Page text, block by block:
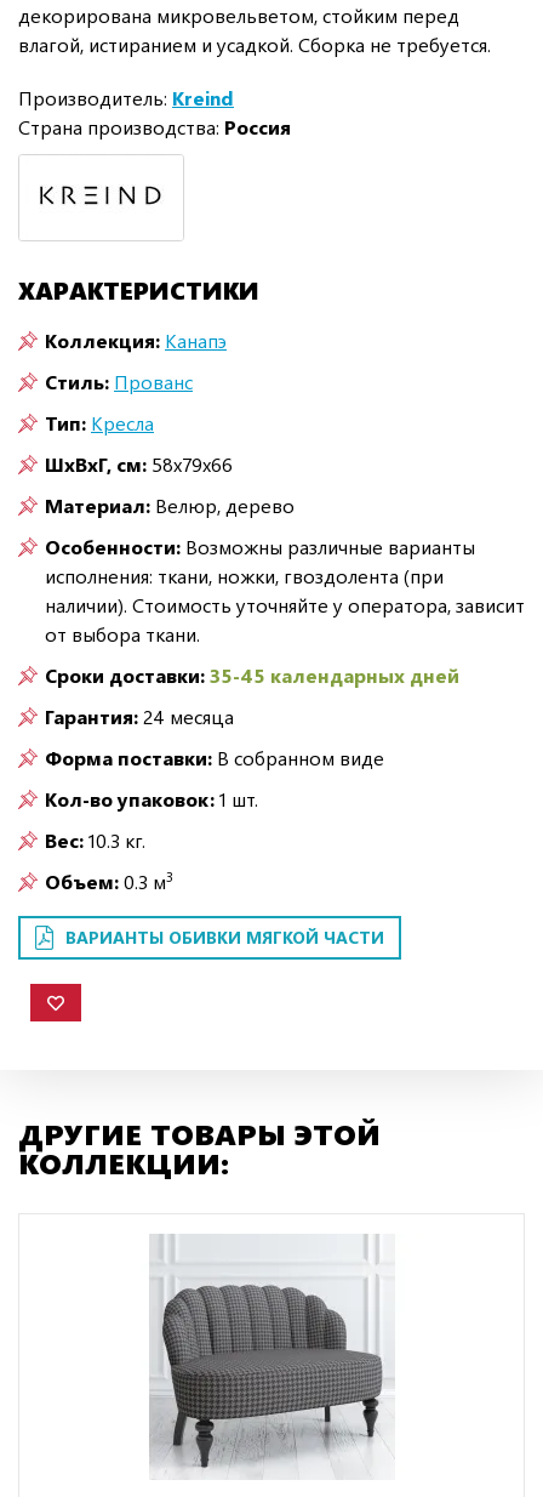
декорирована микровельветом, стойким перед
влагой, истиранием и усадкой. Сборка не требуется.
Производитель: Kreind
Страна производства: Россия
ХАРАКТЕРИСТИКИ
Коллекция: Канапэ
Стиль: Прованс
Тип: Кресла
ШxВxГ, см: 58x79x66
Материал: Велюр, дерево
Особенности: Возможны различные варианты
исполнения: ткани, ножки, гвоздолента (при
наличии). Стоимость уточняйте у оператора, зависит
от выбора ткани.
Сроки доставки:35-45 календарных дней
Гарантия:24 месяца
Форма поставки: В собранном виде
Кол-во упаковок:1 шт.
Вес:10.3 кг.
Объем:0.3 м3
ВАРИАНТЫ ОБИВКИ МЯГКОЙ ЧАСТИ
ДРУГИЕ ТОВАРЫ ЭТОЙ
КОЛЛЕКЦИИ: